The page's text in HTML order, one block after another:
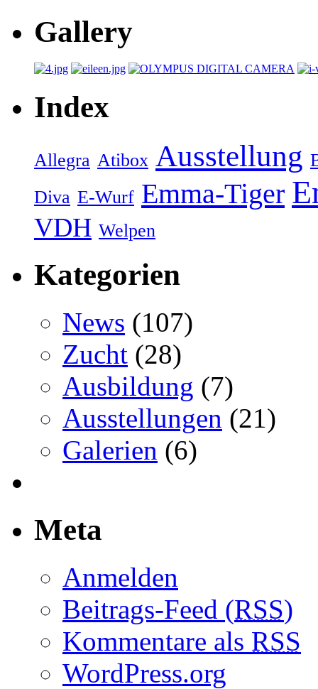
Gallery
Index
Allegra Atibox Ausstellung
Diva E-Wurf Emma-Tiger
VDH Welpen
Kategorien
News (107)
Zucht (28)
Ausbildung (7)
Ausstellungen (21)
Galerien (6)
Meta
Anmelden
Beitrags-Feed (RSS)
Kommentare als RSS
WordPress.org